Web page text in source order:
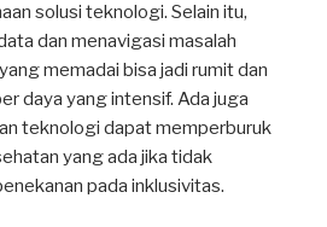
solusi teknologi. Selain itu,
dan menavigasi masalah
memadai bisa jadi rumit dan
daya yang intensif. Ada juga
teknologi dapat memperburuk
yang ada jika tidak
pada inklusivitas.